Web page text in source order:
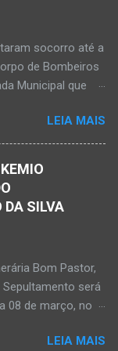
de Vida (SAAV)
socorro até a
de Bombeiros
Municipal que
pessoal Kauan
rede social a
Maria Rosa,
antes de se
terça-feira, dia
afogou em
terça-feira, dia
não resistiu e
LEIA MAIS
DA SILVA
Bom Pastor,
será
08 de março, no
Janaúba paraLEIA MAIS